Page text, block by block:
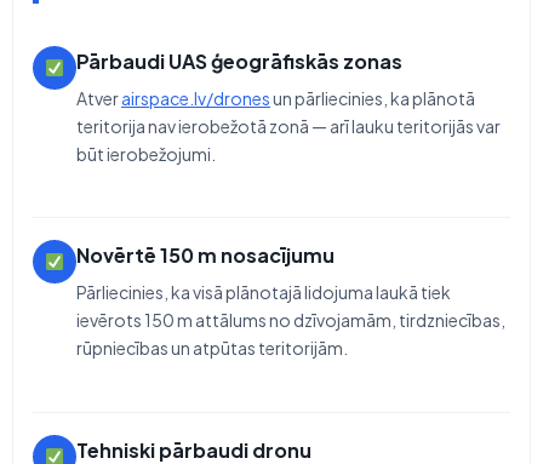
Pārbaudi UAS ģeogrāfiskās zonas
Atverairspace.lv/dronesun pārliecinies, ka plānotā
teritorija nav ierobežotā zonā — arī lauku teritorijās var
būt ierobežojumi.
Novērtē 150 m nosacījumu
Pārliecinies, ka visā plānotajā lidojuma laukā tiek
ievērots 150 m attālums no dzīvojamām, tirdzniecības,
rūpniecības un atpūtas teritorijām.
Tehniski pārbaudi dronu